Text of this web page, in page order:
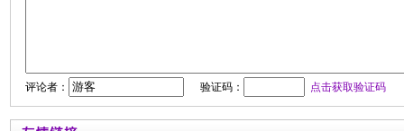
评论者： 验证码： 点击获取验证码